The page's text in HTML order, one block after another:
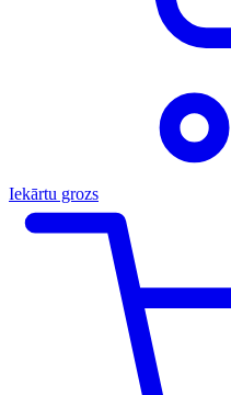
Iekārtu grozs